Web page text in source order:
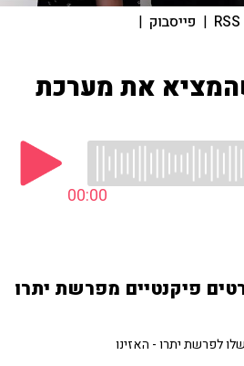
RSS
| פייסבוק |
את מערכת
00:00
פיקנטיים מפרשת יתרו
לפרשת יתרו - האזינו